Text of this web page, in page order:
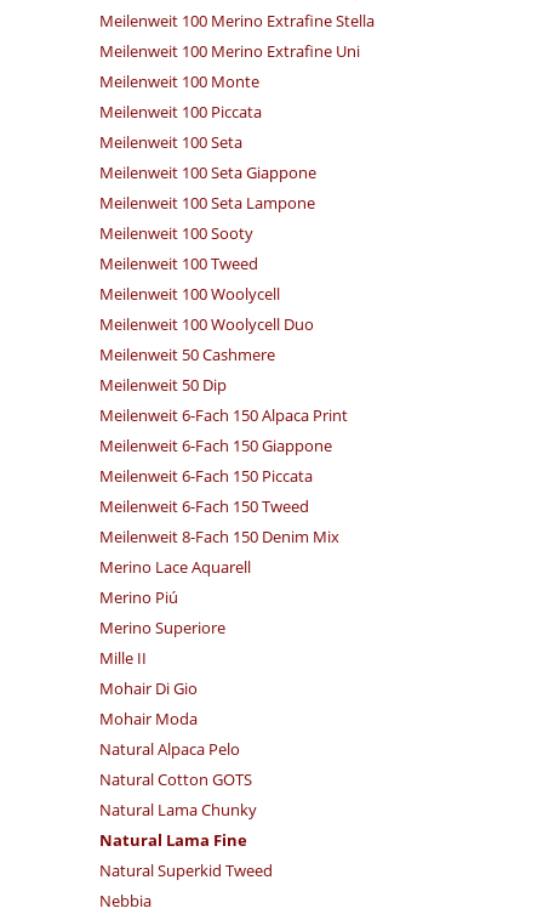
Meilenweit 100 Merino Extrafine Stella
Meilenweit 100 Merino Extrafine Uni
Meilenweit 100 Monte
Meilenweit 100 Piccata
Meilenweit 100 Seta
Meilenweit 100 Seta Giappone
Meilenweit 100 Seta Lampone
Meilenweit 100 Sooty
Meilenweit 100 Tweed
Meilenweit 100 Woolycell
Meilenweit 100 Woolycell Duo
Meilenweit 50 Cashmere
Meilenweit 50 Dip
Meilenweit 6-Fach 150 Alpaca Print
Meilenweit 6-Fach 150 Giappone
Meilenweit 6-Fach 150 Piccata
Meilenweit 6-Fach 150 Tweed
Meilenweit 8-Fach 150 Denim Mix
Merino Lace Aquarell
Merino Piú
Merino Superiore
Mille II
Mohair Di Gio
Mohair Moda
Natural Alpaca Pelo
Natural Cotton GOTS
Natural Lama Chunky
Natural Lama Fine
Natural Superkid Tweed
Nebbia